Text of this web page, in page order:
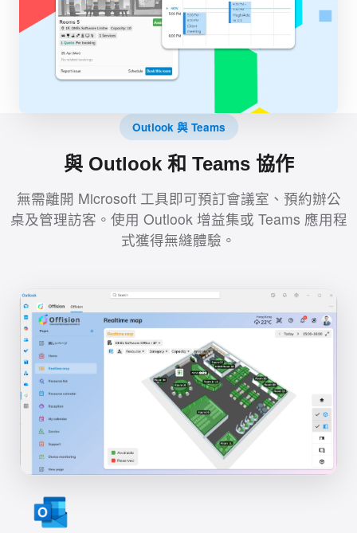
Outlook 與 Teams
與 Outlook 和 Teams 協作
無需離開 Microsoft 工具即可預訂會議室、預約辦公
桌及管理訪客。使用 Outlook 增益集或 Teams 應用程
式獲得無縫體驗。